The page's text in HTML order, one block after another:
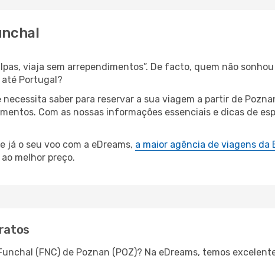
viaja sem arrependimentos”. De facto, quem não
Portugal?
saber para reservar a sua viagem a partir de
Com as nossas informações essenciais e dicas de
já o seu voo com a eDreams, a maior agência de viagens da
melhor preço.
(FNC) de Poznan (POZ)? Na eDreams, temos